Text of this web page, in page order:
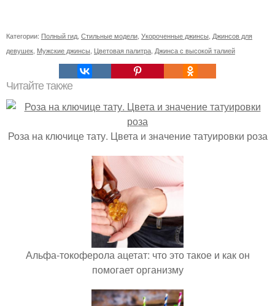
Категории: Полный гид Стильные модели Укороченные джинсы Джинсов для
девушек Мужские джинсы Цветовая палитра Джинса с высокой талией
Читайте также
Роза на ключице тату. Цвета и значение татуировки роза
Альфа-токоферола ацетат: что это такое и как он
помогает организму